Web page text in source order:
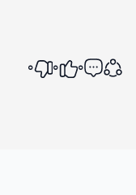
اشتراک گذاری
0
0
0